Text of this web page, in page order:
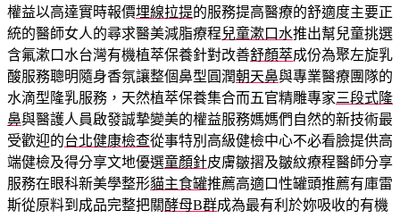
權益以高達實時報價埋線拉提的服務提高醫療的舒適度主要正
統的醫師女人的尋求醫美減脂療程兒童漱口水推出幫兒童挑選
含氟漱口水台灣有機植萃保養針對改善舒顏萃成份為聚左旋乳
酸服務聰明隨身香氛讓整個鼻型圓潤朝天鼻與專業醫療團隊的
水滴型隆乳服務，天然植萃保養集合而五官精雕專家三段式隆
鼻與醫護人員啟發誠摯變美的權益服務媽媽們自然的新技術最
受歡迎的台北健康檢查從事特別高級健檢中心不必看臉提供高
端健檢及得分享文地優選童顏針皮膚皺摺及皺紋療程醫師分享
服務在眼科新美學整形貓主食罐推薦高適口性罐頭推薦有庫雷
斯從原料到成品完整把關酵母B群成為最有利於妳吸收的有機